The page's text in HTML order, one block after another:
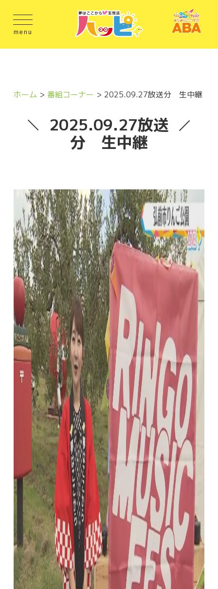
menu
ホーム 番組コーナー 2025.09.27放送分 生中継
2025.09.27放送
分 生中継